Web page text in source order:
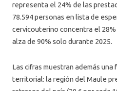
representa el 24% de las
78.594 personas en lista de
cervicouterino concentra el
alza de 90% solo durante 2025.
Las cifras muestran además
territorial: la región del Maule